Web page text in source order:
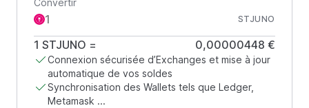
Convertir
STJUNO
1 STJUNO = 0,00000448 €
Connexion sécurisée d’Exchanges et mise à jour
automatique de vos soldes
Synchronisation des Wallets tels que Ledger,
Metamask ...